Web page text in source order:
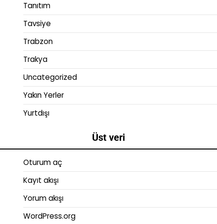
Tanıtım
Tavsiye
Trabzon
Trakya
Uncategorized
Yakın Yerler
Yurtdışı
Üst veri
Oturum aç
Kayıt akışı
Yorum akışı
WordPress.org